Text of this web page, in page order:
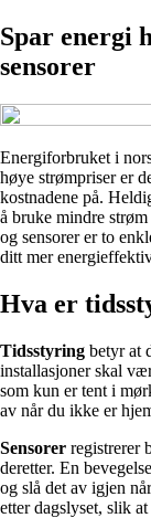
Spar energi
sensorer
Energiforbruket i
høye strømpriser er
kostnadene på.
å bruke mindre
og sensorer er to
ditt mer
Hva er
Tidsstyring betyr at
installasjoner skal
som kun er tent i
av når du ikke er
Sensorer registrerer
deretter. En
og slå det av igjen
etter dagslyset, slik